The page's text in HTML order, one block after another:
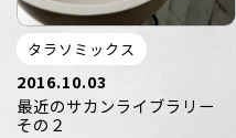
タラソミックス
2016.10.03
最近のサカンライブラリー
その２